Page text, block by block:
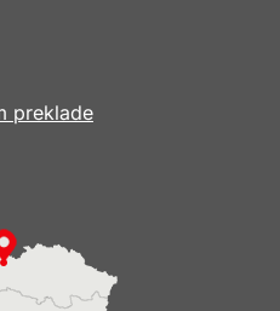
preklade